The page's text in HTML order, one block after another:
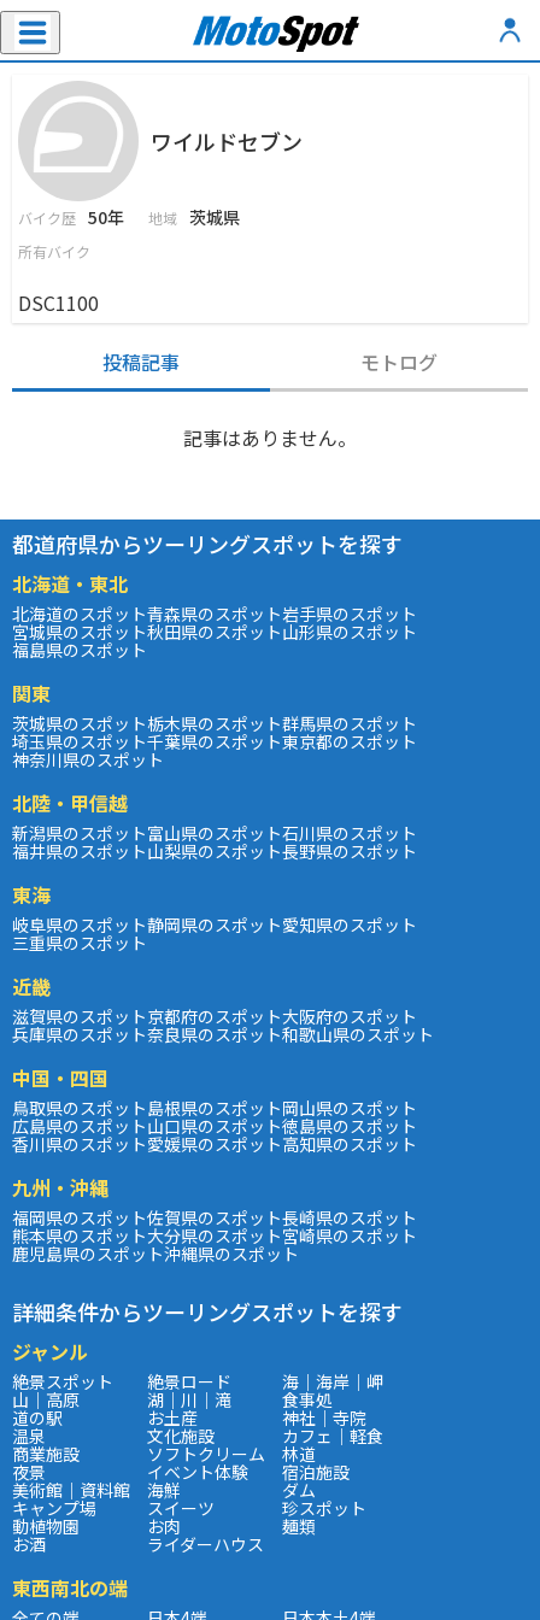
ワイルドセブン
バイク歴 50年 地域 茨城県
所有バイク
DSC1100
投稿記事 モトログ
記事はありません。
都道府県からツーリングスポットを探す
北海道・東北
北海道のスポット青森県のスポット岩手県のスポット
宮城県のスポット秋田県のスポット山形県のスポット
福島県のスポット
関東
茨城県のスポット栃木県のスポット群馬県のスポット
埼玉県のスポット千葉県のスポット東京都のスポット
神奈川県のスポット
北陸・甲信越
新潟県のスポット富山県のスポット石川県のスポット
福井県のスポット山梨県のスポット長野県のスポット
東海
岐阜県のスポット静岡県のスポット愛知県のスポット
三重県のスポット
近畿
滋賀県のスポット京都府のスポット大阪府のスポット
兵庫県のスポット奈良県のスポット和歌山県のスポット
中国・四国
鳥取県のスポット島根県のスポット岡山県のスポット
広島県のスポット山口県のスポット徳島県のスポット
香川県のスポット愛媛県のスポット高知県のスポット
九州・沖縄
福岡県のスポット佐賀県のスポット長崎県のスポット
熊本県のスポット大分県のスポット宮崎県のスポット
鹿児島県のスポット沖縄県のスポット
詳細条件からツーリングスポットを探す
ジャンル
絶景スポット 絶景ロード 海｜海岸｜岬
山｜高原 湖｜川｜滝 食事処
道の駅 お土産 神社｜寺院
温泉 文化施設 カフェ｜軽食
商業施設 ソフトクリーム 林道
夜景 イベント体験 宿泊施設
美術館｜資料館 海鮮 ダム
キャンプ場 スイーツ 珍スポット
動植物園 お肉 麺類
お酒 ライダーハウス
東西南北の端